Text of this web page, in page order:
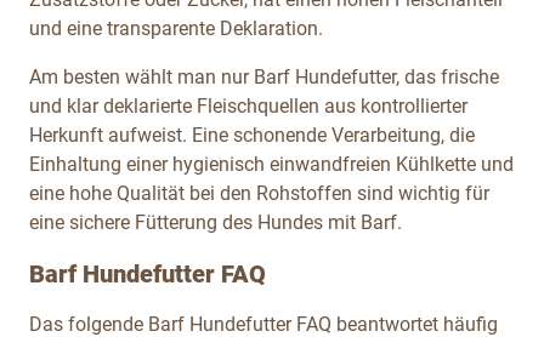
und eine transparente Deklaration.
Am besten wählt man nur Barf Hundefutter, das frische
und klar deklarierte Fleischquellen aus kontrollierter
Herkunft aufweist. Eine schonende Verarbeitung, die
Einhaltung einer hygienisch einwandfreien Kühlkette und
eine hohe Qualität bei den Rohstoffen sind wichtig für
eine sichere Fütterung des Hundes mit Barf.
Barf Hundefutter FAQ
Das folgende Barf Hundefutter FAQ beantwortet häufig